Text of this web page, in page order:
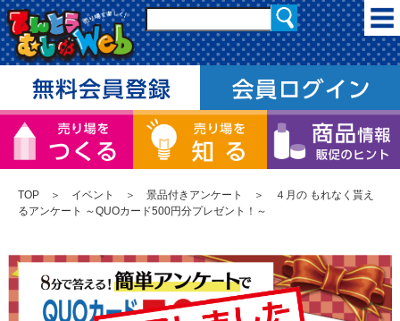
TOP ＞ イベント ＞ 景品付きアンケート
＞ ４月の もれなく貰え
るアンケート ～QUOカード500円分プレゼント！～